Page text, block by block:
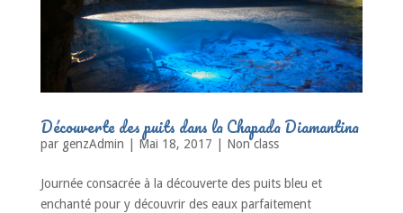
Découverte des puits dans la Chapada Diamantina
par genzAdmin Mai 18, 2017 Non class
Journée consacrée à la découverte des puits bleu et
enchanté pour y découvrir des eaux parfaitement